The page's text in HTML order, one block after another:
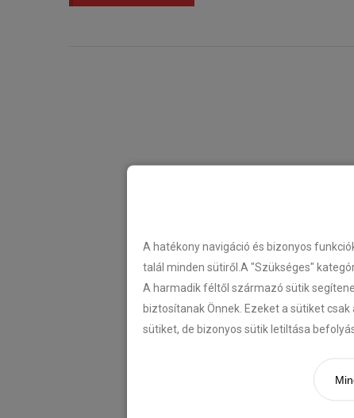
A hatékony navigáció és bizonyos
talál minden sütiről.A "Szükséges"
A harmadik féltől származó sütik
biztosítanak Önnek. Ezeket a sütiket
sütiket, de bizonyos sütik letiltása